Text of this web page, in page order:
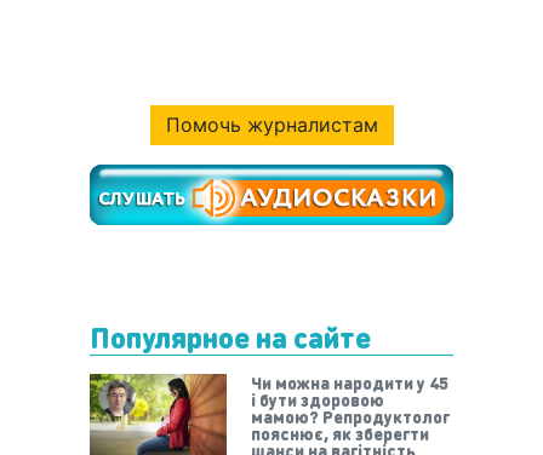
Помочь журналистам
Популярное на сайте
Чи можна народити у 45
і бути здоровою
мамою? Репродуктолог
пояснює, як зберегти
шанси на вагітність